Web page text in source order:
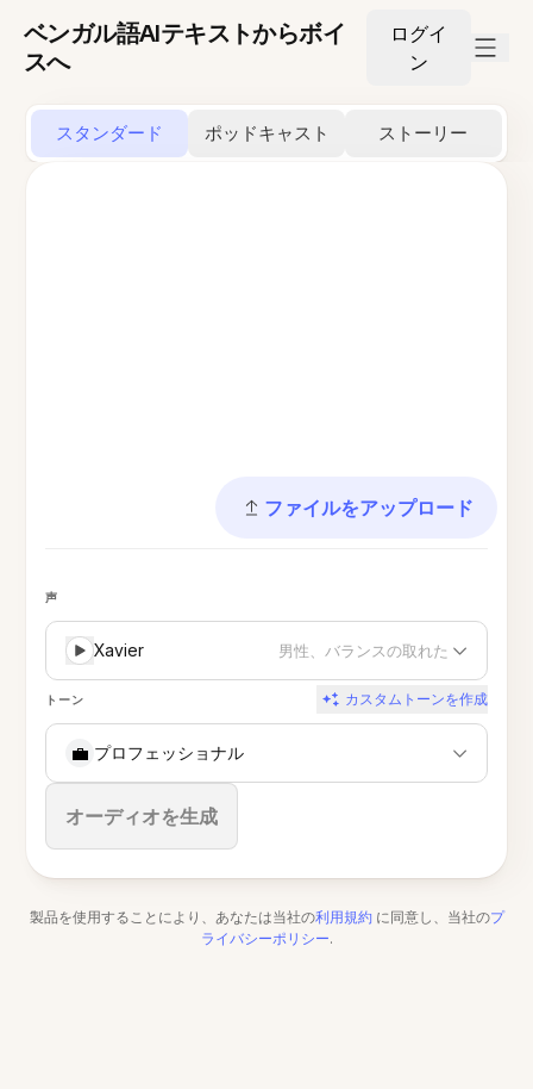
ベンガル語AIテキストからボイ
スへ
ログイ
ン
スタンダード ポッドキャスト ストーリー
ファイルをアップロード
声
Xavier 男性、バランスの取れた
トーン カスタムトーンを作成
💼 プロフェッショナル
オーディオを生成
停止
製品を使用することにより、あなたは当社の利用規約 に同意し、当社のプ
ライバシーポリシー.